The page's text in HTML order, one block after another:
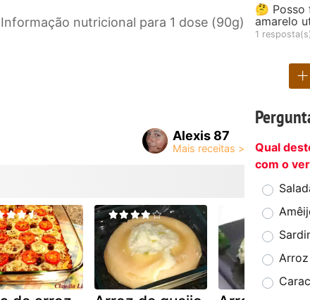
Informação nutricional para 1 dose (90g)
Alexis 87
🤔 Posso
amarelo
1 resposta(s)
Qual
com o